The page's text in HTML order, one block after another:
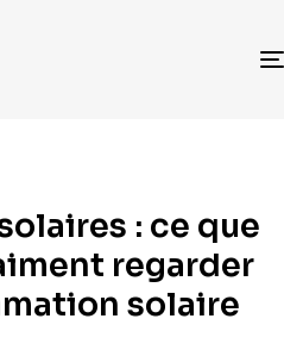
: ce que
regarder
solaire